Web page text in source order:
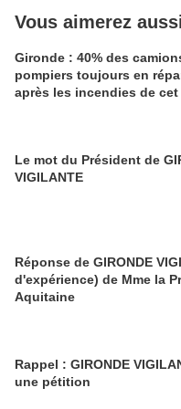
Vous aimerez
Gironde : 40% des
pompiers toujours en
après les incendies de cet
Le mot du Président de
VIGILANTE
Réponse de GIRONDE
d'expérience) de Mme la
Aquitaine
Rappel : GIRONDE
une pétition